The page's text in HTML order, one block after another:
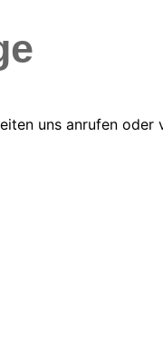
uns anrufen